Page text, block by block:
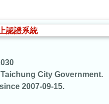
認證系統
City Government.
2007-09-15.